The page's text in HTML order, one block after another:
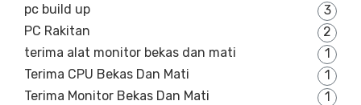
pc build up
3
PC Rakitan
2
terima alat monitor bekas dan mati
1
Terima CPU Bekas Dan Mati
1
Terima Monitor Bekas Dan Mati
1